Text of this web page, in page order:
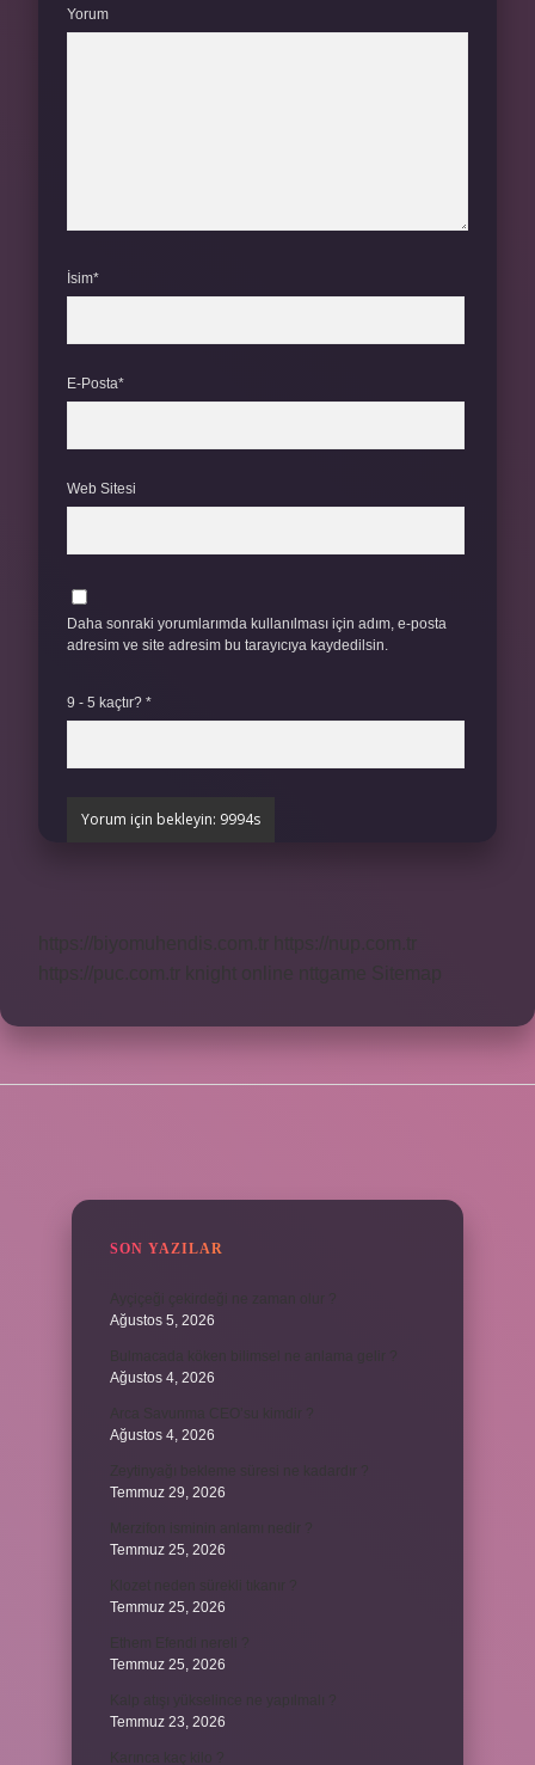
Yorum
İsim*
E-Posta*
Web Sitesi
Daha sonraki yorumlarımda kullanılması için adım, e-posta
adresim ve site adresim bu tarayıcıya kaydedilsin.
9 - 5 kaçtır? *
SON YAZILAR
Ağustos 5, 2026
Ağustos 4, 2026
Ağustos 4, 2026
Temmuz 29, 2026
Temmuz 25, 2026
Temmuz 25, 2026
Temmuz 25, 2026
Temmuz 23, 2026